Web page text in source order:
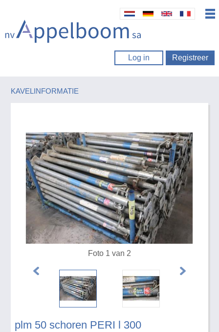
Log in Registreer
KAVELINFORMATIE
plm 50 schoren PERI l 300
Foto 1 van 2